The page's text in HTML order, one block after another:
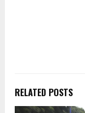
RELATED POSTS